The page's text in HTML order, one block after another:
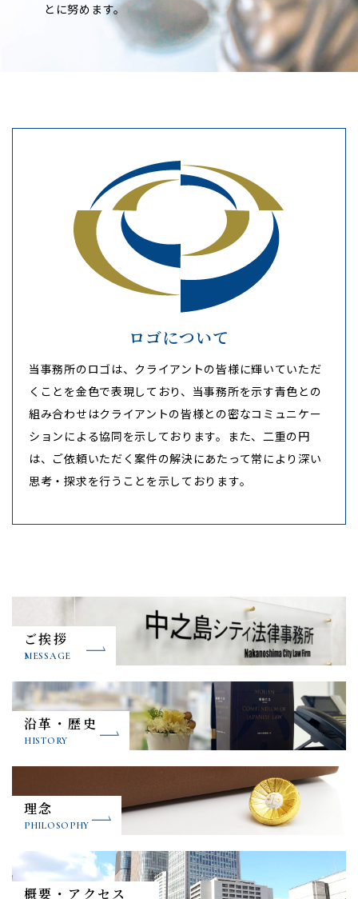
とに努めます。
ロゴについて
当事務所のロゴは、クライアントの皆様に輝いていただ
くことを金色で表現しており、当事務所を示す青色との
組み合わせはクライアントの皆様との密なコミュニケー
ションによる協同を示しております。また、二重の円
は、ご依頼いただく案件の解決にあたって常により深い
思考・探求を行うことを示しております。
ご挨拶
MESSAGE
沿革・歴史
HISTORY
理念
PHILOSOPHY
概要・アクセス